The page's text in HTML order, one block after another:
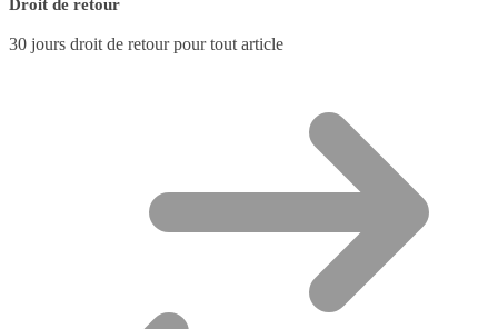
Droit de retour
30 jours droit de retour pour tout article